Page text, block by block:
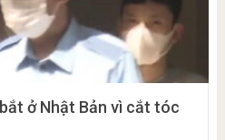
ở Nhật Bản vì cắt tóc